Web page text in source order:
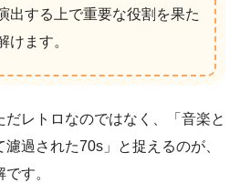
出する上で重要な役割を果た
けます。
レトロなのではなく、「音楽と
過された70s」と捉えるのが、
す。